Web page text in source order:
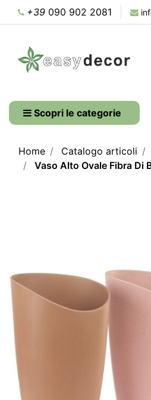
+39 090 902 2081
Scopri le categorie
Home Catalogo articoli
Vaso Alto Ovale Fibra